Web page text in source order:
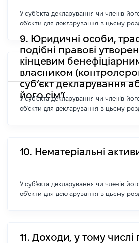
У суб'єкта декларування чи членів його
об'єкти для декларування в цьому
9. Юридичні особи,
подібні правові
кінцевим
власником
суб’єкт декларування
його сім'ї
У суб'єкта декларування чи членів його
об'єкти для декларування в цьому
10. Нематеріальні
У суб'єкта декларування чи членів його
об'єкти для декларування в цьому
11. Доходи, у тому